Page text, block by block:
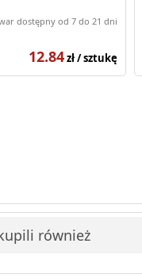
dostępny od 7 do 21 dni
12.84zł / sztukę
również